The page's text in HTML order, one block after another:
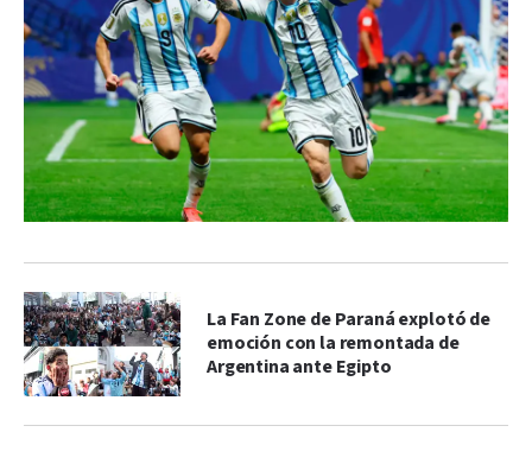
La Fan Zone de Paraná explotó de
emoción con la remontada de
Argentina ante Egipto